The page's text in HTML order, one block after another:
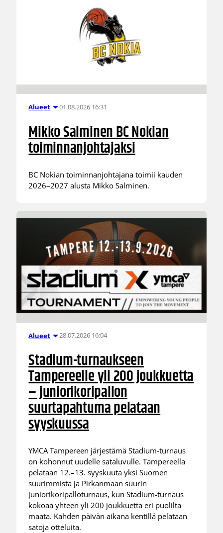
Alueet 01.08.2026 16:31
Mikko Salminen BC Nokian
toiminnanjohtajaksi
BC Nokian toiminnanjohtajana toimii kauden
2026–2027 alusta Mikko Salminen.
Alueet 28.07.2026 16:04
Stadium-turnaukseen
Tampereelle yli 200 joukkuetta
– juniorikoripallon
suurtapahtuma pelataan
syyskuussa
YMCA Tampereen järjestämä Stadium-turnaus
on kohonnut uudelle sataluvulle. Tampereella
pelataan 12.–13. syyskuuta yksi Suomen
suurimmista ja Pirkanmaan suurin
juniorikoripalloturnaus, kun Stadium-turnaus
kokoaa yhteen yli 200 joukkuetta eri puolilta
maata. Kahden päivän aikana kentillä pelataan
satoja otteluita.